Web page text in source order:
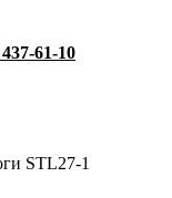
61-10
STL27-1